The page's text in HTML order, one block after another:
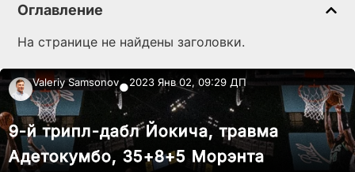
Оглавление
На странице не найдены заголовки.
Valeriy Samsonov●2023 Янв 02, 09:29 ДП
9-й трипл-дабл Йокича, травма
Адетокумбо, 35+8+5 Морэнта